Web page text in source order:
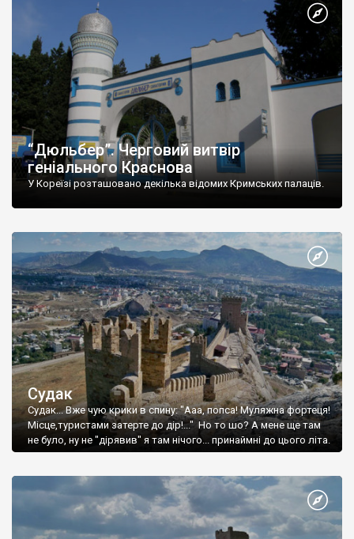
“Дюльбер”. Черговий витвір
геніального Краснова
У Кореїзі розташовано декілька відомих Кримських палаців.
Судак
Судак... Вже чую крики в спину: "Ааа, попса! Муляжна фортеця!
Місце,туристами затерте до дір!..." Но то шо? А мене ще там
не було, ну не "дірявив" я там нічого... принаймні до цього літа.